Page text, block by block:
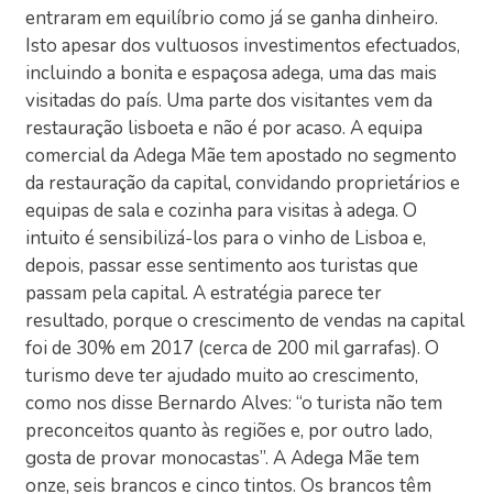
entraram em equilíbrio como já se ganha dinheiro.
Isto apesar dos vultuosos investimentos efectuados,
incluindo a bonita e espaçosa adega, uma das mais
visitadas do país. Uma parte dos visitantes vem da
restauração lisboeta e não é por acaso. A equipa
comercial da Adega Mãe tem apostado no segmento
da restauração da capital, convidando proprietários e
equipas de sala e cozinha para visitas à adega. O
intuito é sensibilizá-los para o vinho de Lisboa e,
depois, passar esse sentimento aos turistas que
passam pela capital. A estratégia parece ter
resultado, porque o crescimento de vendas na capital
foi de 30% em 2017 (cerca de 200 mil garrafas). O
turismo deve ter ajudado muito ao crescimento,
como nos disse Bernardo Alves: “o turista não tem
preconceitos quanto às regiões e, por outro lado,
gosta de provar monocastas”. A Adega Mãe tem
onze, seis brancos e cinco tintos. Os brancos têm